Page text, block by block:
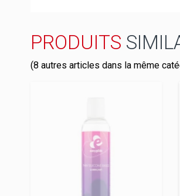
PRODUITS
(8 autres articles dans la même